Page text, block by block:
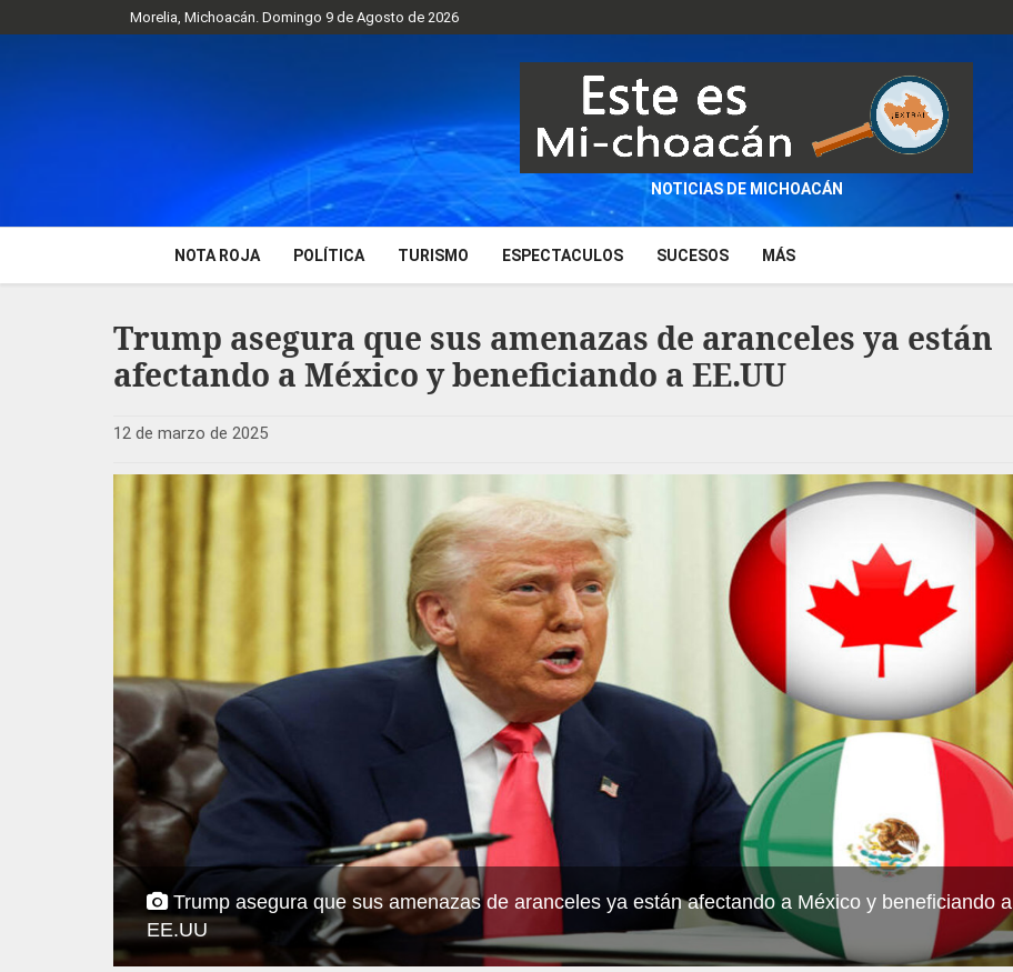
Morelia, Michoacán. Domingo 9 de Agosto de 2026
NOTICIAS DE MICHOACÁN
NOTA ROJA POLÍTICA TURISMO ESPECTACULOS SUCESOS MÁS
Trump asegura que sus amenazas de aranceles ya están
afectando a México y beneficiando a EE.UU
12 de marzo de 2025
Trump asegura que sus amenazas de aranceles ya están afectando a México y beneficiando a
EE.UU